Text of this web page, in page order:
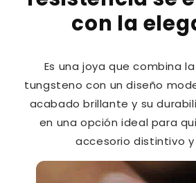
con la
Es una joya que combina
tungsteno con un diseño
acabado brillante y su
en una opción ideal para
accesorio distintivo